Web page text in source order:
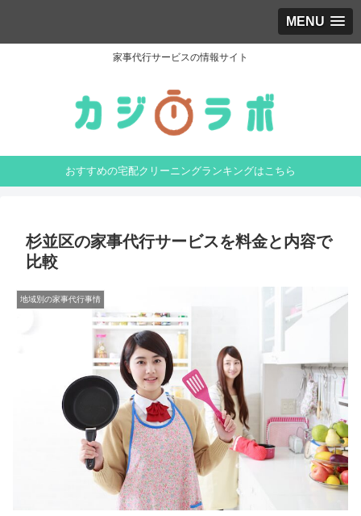
MENU
家事代行サービスの情報サイト
おすすめの宅配クリーニングランキングはこちら
杉並区の家事代行サービスを料金と内容で
比較
地域別の家事代行事情